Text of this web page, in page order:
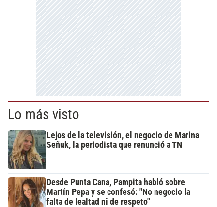
Lo más visto
Lejos de la televisión, el negocio de Marina
Señuk, la periodista que renunció a TN
Desde Punta Cana, Pampita habló sobre
Martín Pepa y se confesó: "No negocio la
falta de lealtad ni de respeto"